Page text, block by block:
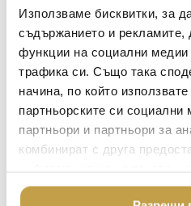
Използваме бисквитки, за
съдържанието и рекламите,
функции на социални
трафика си. Също така
начина, по който
партньорските си
партньори и партньори за
комбинират с друга
ползването от Ваша страна
98€(191.67 лв.)Original
price
was:
(191.67
лв.).
69€ (134.17 лв.)
цена
е:
69 €
(134.17
лв.).
Preorder